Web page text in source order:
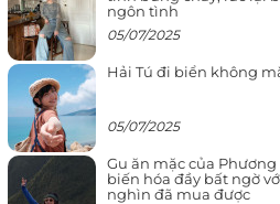
ngôn tình
05/07/2025
Hải Tú đi biển không
05/07/2025
Gu ăn mặc của Phương
biến hóa đầy bất ngờ
nghìn đã mua được